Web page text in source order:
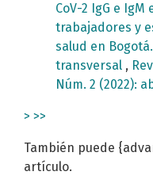
CoV-2 IgG e
trabajadores y
salud en
transversal ,
Núm. 2 (2022):
> >>
También puede
artículo.